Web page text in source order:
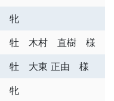
牝
牡
木村 直樹 様
牡
大東 正由 様
牝